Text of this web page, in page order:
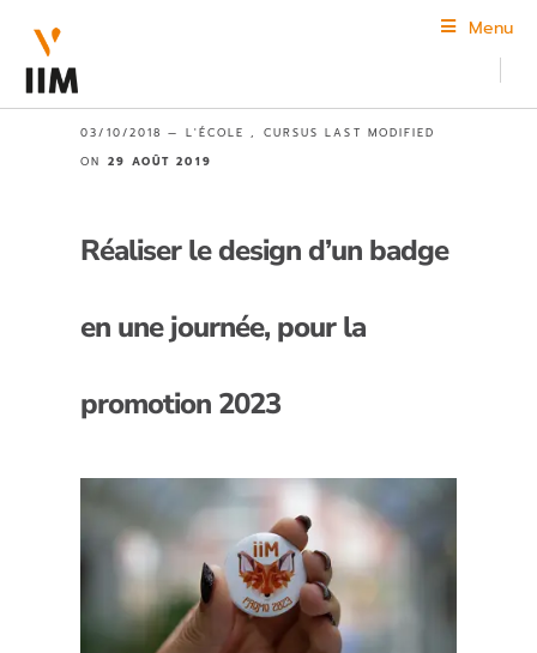
Menu
03/10/2018 — L'ÉCOLE , CURSUS LAST MODIFIED
ON 29 AOÛT 2019
Réaliser le design d’un badge
en une journée, pour la
promotion 2023